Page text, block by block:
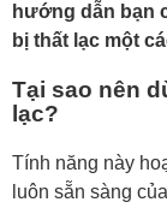
hướng dẫn bạn
bị thất lạc một
Tại sao nên
lạc?
Tính năng này
luôn sẵn sàng